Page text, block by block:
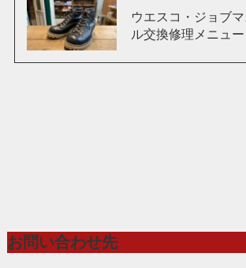
ウエスコ・ジョブ
ル交換修理メニュー
お問い合わせ先